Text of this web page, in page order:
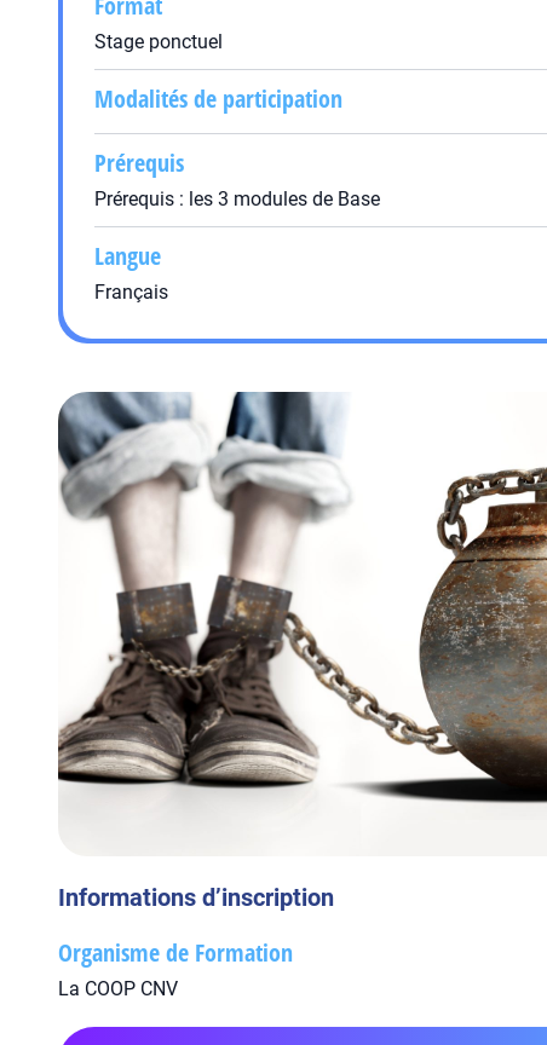
Stage ponctuel
Modalités de participation
Prérequis
Prérequis : les 3 modules de Base
Langue
Français
Informations d’inscription
Organisme de Formation
La COOP CNV